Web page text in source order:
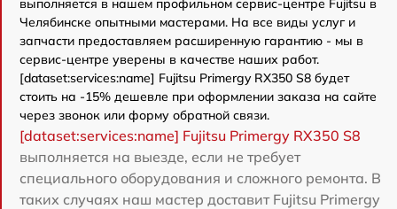
выполняется в нашем профильном сервис-центре Fujitsu в
Челябинске опытными мастерами. На все виды услуг и
запчасти предоставляем расширенную гарантию - мы в
сервис-центре уверены в качестве наших работ.
[dataset:services:name] Fujitsu Primergy RX350 S8 будет
стоить на -15% дешевле при оформлении заказа на сайте
через звонок или форму обратной связи.
[dataset:services:name] Fujitsu Primergy RX350 S8
выполняется на выезде, если не требует
специального оборудования и сложного ремонта. В
таких случаях наш мастер доставит Fujitsu Primergy